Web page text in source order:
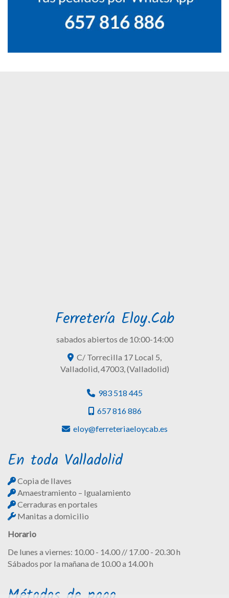
Ferretería Eloy.Cab
sabados abiertos de 10:00-14:00
C/ Torrecilla 17 Local 5,
Valladolid,47003,(Valladolid)
983 518 445
657 816 886
eloy
ferreteriaeloycab.es
En toda Valladolid
Copia de llaves
Amaestramiento – Igualamiento
Cerraduras en portales
Manitas a domicilio
Horario
De lunes a viernes: 10.00 - 14.00 // 17.00 - 20.30 h
Sábados por la mañana de 10.00 a 14.00 h